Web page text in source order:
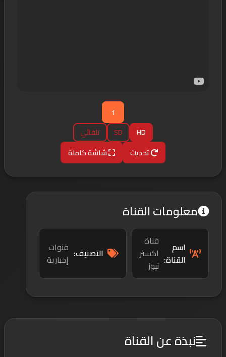
1
HD
SD تلقائي
تحديث شاشة كاملة
معلومات القناة
اسم
القناة:
قناة
اكستر
نيوز
التصنيف: قنوات
إخبارية
نبذة عن القناة